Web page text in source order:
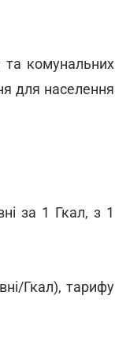
та комунальних
для населення
за 1 Гкал, з 1
Гкал), тарифу